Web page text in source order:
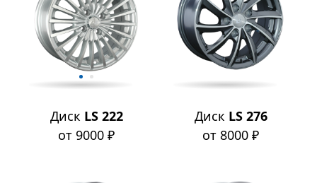
Диск LS 222
от 9000 ₽
Диск LS 276
от 8000 ₽